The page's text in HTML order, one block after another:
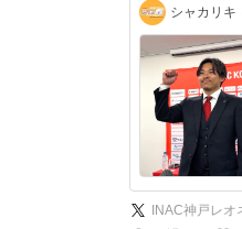
シャカリキ
INAC神戸レ